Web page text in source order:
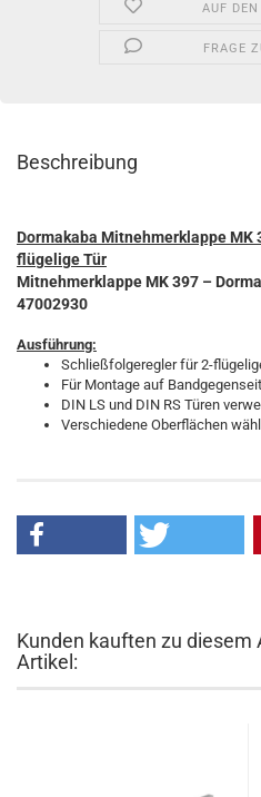
AUF
FRAGE
Beschreibung
Dormakaba Mitnehmerklappe
flügelige Tür
Mitnehmerklappe MK 397 –
47002930
Ausführung:
Schließfolgeregler für 2-
Für Montage auf
DIN LS und DIN RS Türen
Verschiedene Oberflächen
Kunden kauften zu diesem
Artikel: